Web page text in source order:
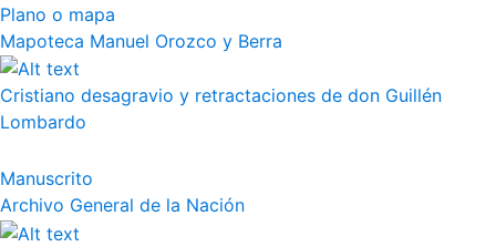
Plano o mapa
Mapoteca Manuel Orozco y Berra
Cristiano desagravio y retractaciones de don Guillén
Lombardo
Manuscrito
Archivo General de la Nación